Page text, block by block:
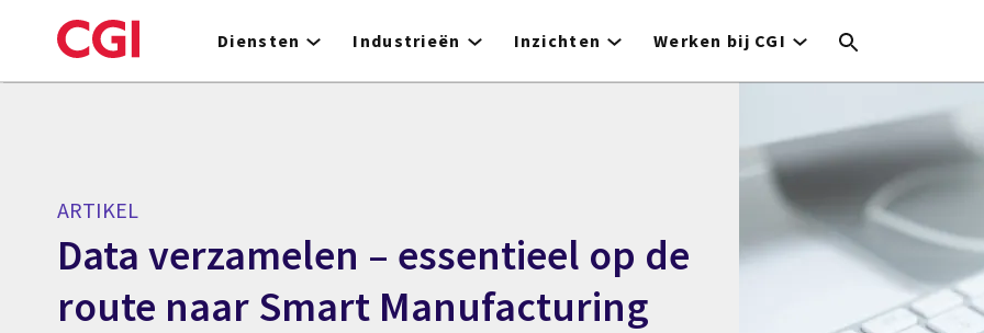
to
Diensten Industrieën Inzichten Werken bij CGI
ARTIKEL
Data verzamelen – essentieel op de
route naar Smart Manufacturing